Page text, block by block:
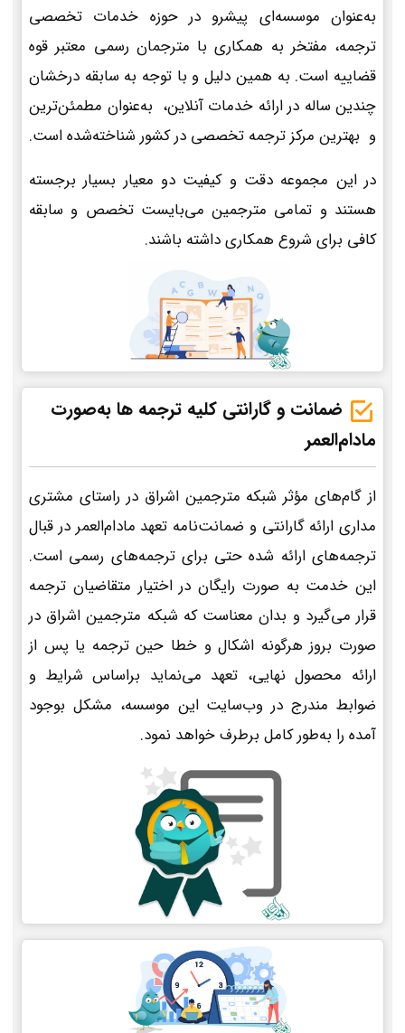
به‌عنوان موسسه‌ای پیشرو در حوزه خدمات تخصصی
ترجمه، مفتخر به همکاری با مترجمان رسمی معتبر قوه
قضاییه است. به همین دلیل و با توجه به سابقه درخشان
چندین ساله در ارائه خدمات آنلاین، به‌عنوان مطمئن‌ترین
و بهترین مرکز ترجمه تخصصی در کشور شناخته‌شده است.
در این مجموعه دقت و کیفیت دو معیار بسیار برجسته
هستند و تمامی مترجمین می‌بایست تخصص و سابقه
کافی برای شروع همکاری داشته باشند.
ضمانت و گارانتی کلیه ترجمه ها به‌صورت
مادام‌العمر
از گام‌های مؤثر شبکه مترجمین اشراق در راستای مشتری
مداری ارائه گارانتی و ضمانت‌نامه تعهد مادام‌العمر در قبال
ترجمه‌های ارائه شده حتی برای ترجمه‌های رسمی است.
این خدمت به صورت رایگان در اختیار متقاضیان ترجمه
قرار می‌گیرد و بدان معناست که شبکه مترجمین اشراق در
صورت بروز هرگونه اشکال و خطا حین ترجمه یا پس از
ارائه محصول نهایی، تعهد می‌نماید براساس شرایط و
ضوابط مندرج در وب‌سایت این موسسه، مشکل بوجود
آمده را به‌طور کامل برطرف خواهد نمود.